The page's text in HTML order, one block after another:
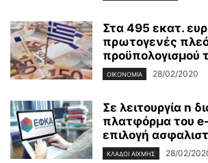
Στα 495 εκατ.
πρωτογενές
προϋπολογισμού
ΟΙΚΟΝΟΜΊΑ 28/02/2020
Σε λειτουργία n
πλατφόρμα του
επιλογή
ΚΛΆΔΟΙ ΑΙΧΜΉΣ 28/02/